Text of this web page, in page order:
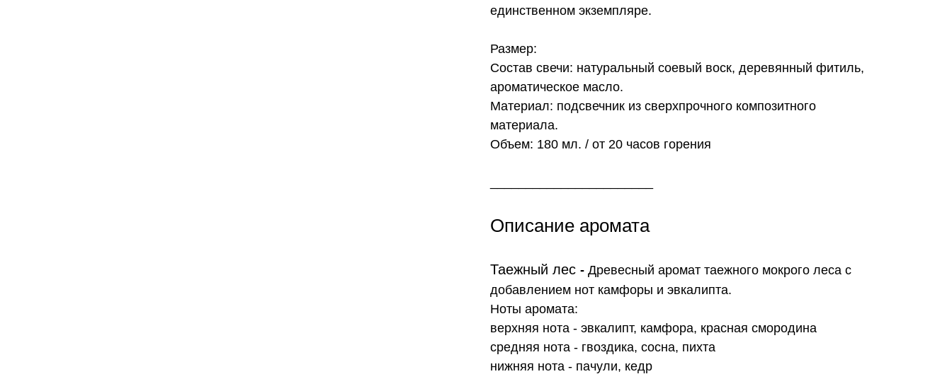
единственном экземпляре.
Размер:
Состав свечи: натуральный соевый воск, деревянный фитиль,
ароматическое масло.
Материал: подсвечник из сверхпрочного композитного
материала.
Объем: 180 мл. / от 20 часов горения
Описание аромата
Таежный лес - Древесный аромат таежного мокрого леса с
добавлением нот камфоры и эвкалипта.
Ноты аромата:
верхняя нота - эвкалипт, камфора, красная смородина
средняя нота - гвоздика, сосна, пихта
нижняя нота - пачули, кедр